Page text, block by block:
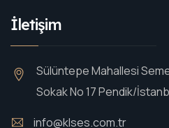
İletişim
Sülüntepe Mahallesi
Sokak No 17 Pendik/
info@klses.com.tr